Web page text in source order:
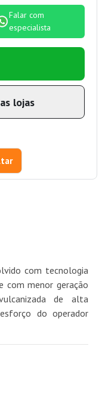
Falar com
especialista
lojas
com tecnologia
com menor geração
de alta
do operador